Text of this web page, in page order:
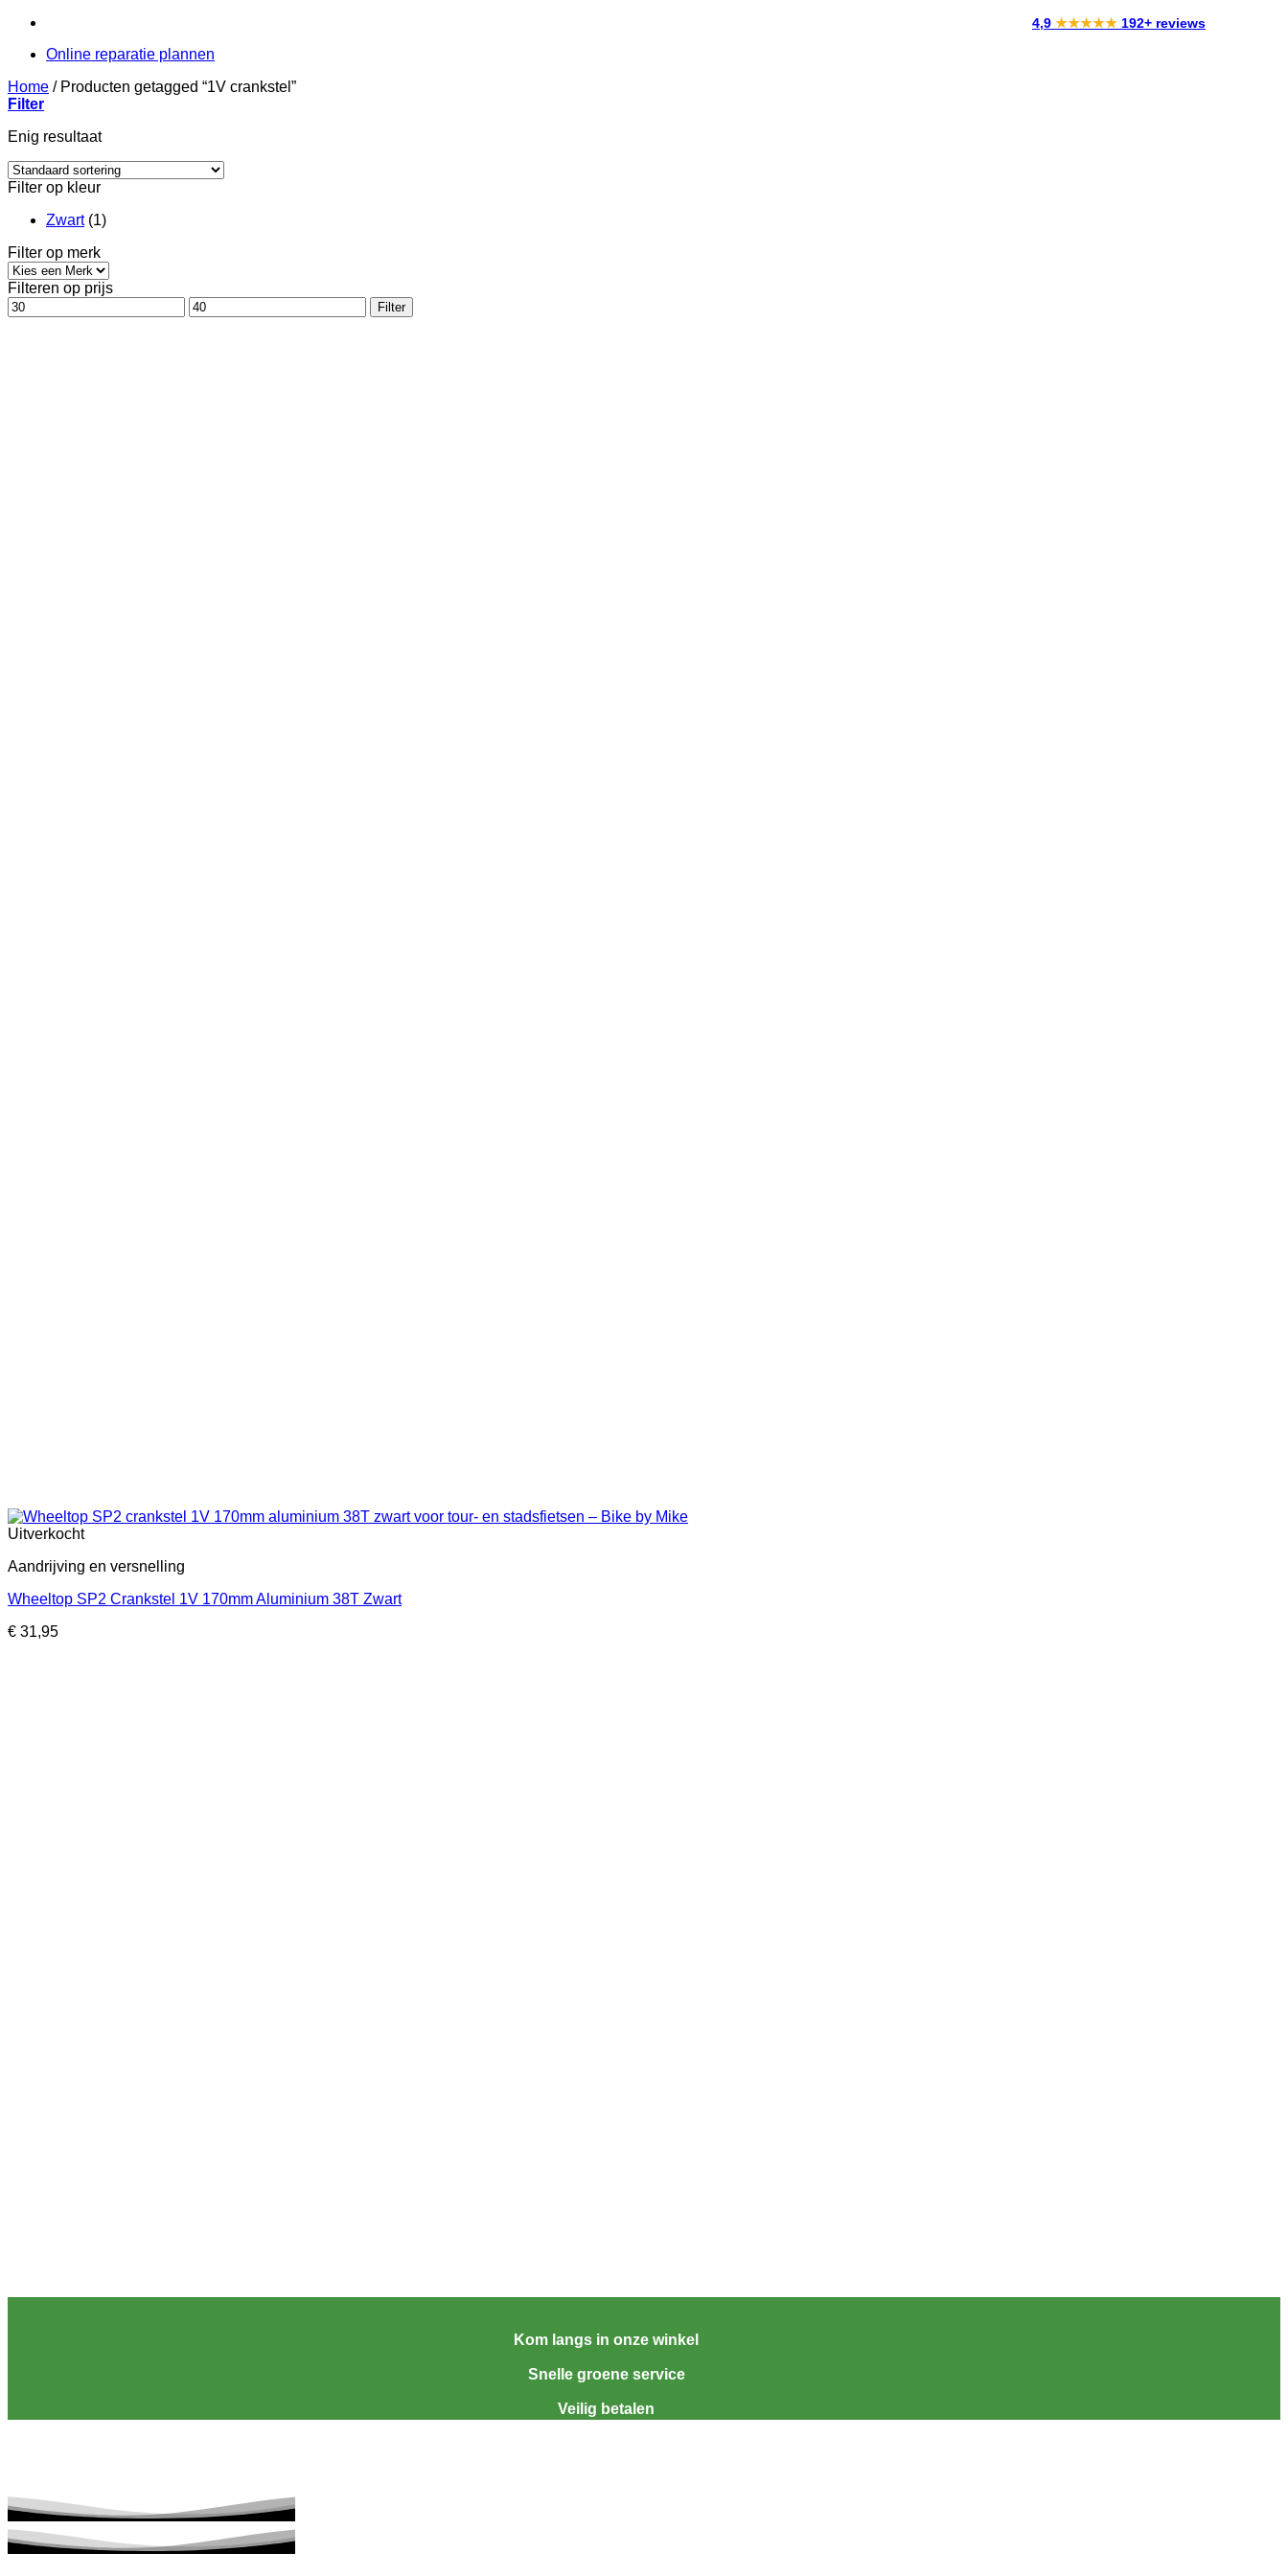
4,9 ★★★★★ 192+ reviews
Online reparatie plannen
Home /Producten getagged “1V crankstel”
Filter
Enig resultaat
Filter op kleur
Zwart (1)
Filter op merk
Filteren op prijs
Min.
prijs
Max.
prijs
Filter
Uitverkocht
Aandrijving en versnelling
Wheeltop SP2 Crankstel 1V 170mm Aluminium 38T Zwart
€ 31,95
Kom langs in onze winkel
Snelle groene service
Veilig betalen